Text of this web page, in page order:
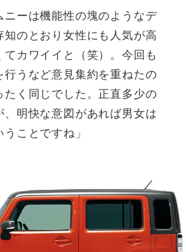
ニーは機能性の塊のようなデ
のとおり女性にも人気が高
カワイイと（笑）。今回も
うなど意見集約を重ねたの
たく同じでした。正直多少の
明快な意図があれば男女は
ことですね」